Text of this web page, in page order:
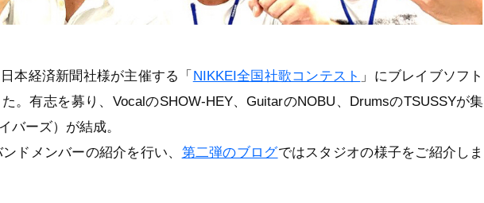
本経済新聞社様が主催する「 NIKKEI全国社歌コンテスト 」にブレイブソフト
。有志を募り、VocalのSHOW-HEY、GuitarのNOBU、DrumsのTSUSSYが集
バーズ）が結成。
ドメンバーの紹介を行い、 第二弾のブログではスタジオの様子をご紹介しま